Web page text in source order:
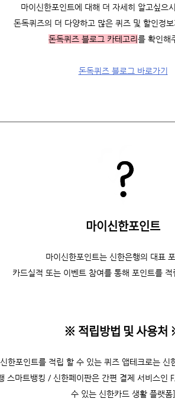
마이신한포인트에 대해 더 자세히 알고싶으시
돈독퀴즈의 더 다양하고 많은 퀴즈 및 할인정보
돈독퀴즈 블로그 카테고리를 확인해
돈독퀴즈 블로그 바로가기
마이신한포인트
마이신한포인트는 신한은행의 대표
카드실적 또는 이벤트 참여를 통해 포인트를 적
※ 적립방법 및 사용처
한포인트를 적립 할 수 있는 퀴즈 앱테크로는 신
스마트뱅킹 / 신한페이판은 간편 결제 서비스인
수 있는 신한카드 생활 플랫폼]